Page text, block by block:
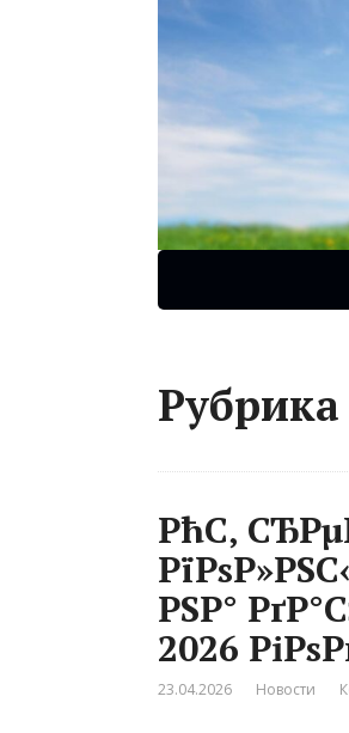
РћС‚
РЅР°
2026
23.04.2026 Новости